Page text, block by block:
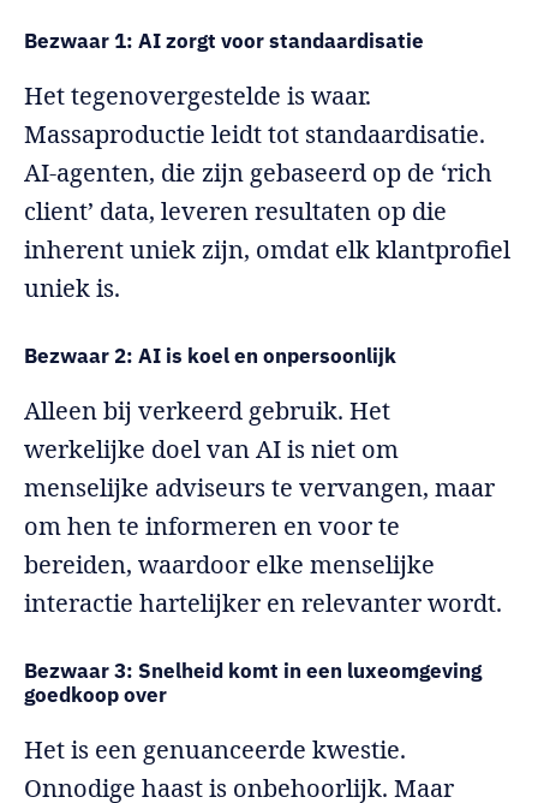
Bezwaar 1: AI zorgt voor standaardisatie
Het tegenovergestelde is waar.
Massaproductie leidt tot standaardisatie.
AI-agenten, die zijn gebaseerd op de ‘rich
client’ data, leveren resultaten op die
inherent uniek zijn, omdat elk klantprofiel
uniek is.
Bezwaar 2: AI is koel en onpersoonlijk
Alleen bij verkeerd gebruik. Het
werkelijke doel van AI is niet om
menselijke adviseurs te vervangen, maar
om hen te informeren en voor te
bereiden, waardoor elke menselijke
interactie hartelijker en relevanter wordt.
Bezwaar 3: Snelheid komt in een luxeomgeving
goedkoop over
Het is een genuanceerde kwestie.
Onnodige haast is onbehoorlijk. Maar